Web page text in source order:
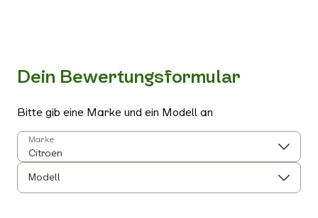
Dein Bewertungsformular
Bitte gib eine Marke und ein Modell an
Marke
Modell